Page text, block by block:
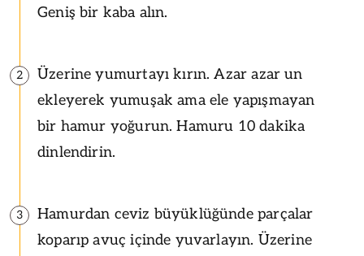
Geniş bir kaba alın.
2
Üzerine yumurtayı kırın. Azar azar un
ekleyerek yumuşak ama ele yapışmayan
bir hamur yoğurun. Hamuru 10 dakika
dinlendirin.
3
Hamurdan ceviz büyüklüğünde parçalar
koparıp avuç içinde yuvarlayın. Üzerine